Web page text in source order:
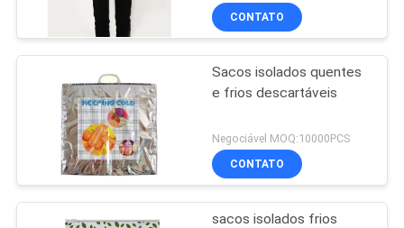
CONTATO
Sacos isolados quentes
e frios descartáveis
Negociável MOQ:10000PCS
CONTATO
sacos isolados frios